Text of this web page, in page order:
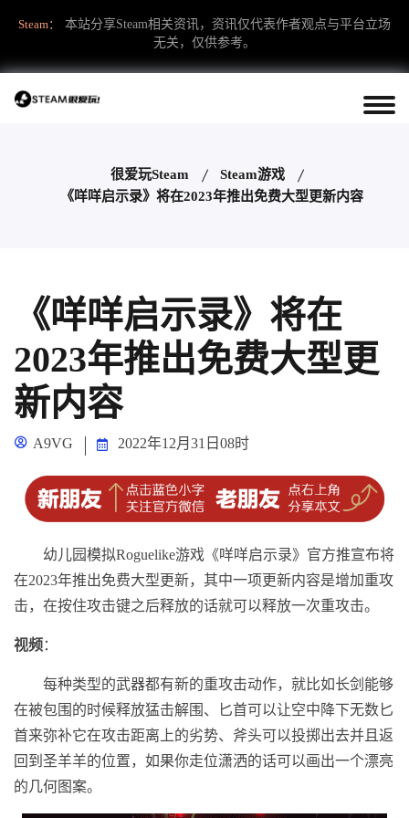
Steam：
本站分享Steam相关资讯，资讯仅代表作者观点与平台立场
无关，仅供参考。
很爱玩Steam
Steam游戏
《咩咩启示录》将在2023年推出免费大型更新内容
《咩咩启示录》将在
2023年推出免费大型更
新内容
A9VG 2022年12月31日08时
幼儿园模拟Roguelike游戏《咩咩启示录》官方推宣布将
在2023年推出免费大型更新，其中一项更新内容是增加重攻
击，在按住攻击键之后释放的话就可以释放一次重攻击。
视频：
每种类型的武器都有新的重攻击动作，就比如长剑能够
在被包围的时候释放猛击解围、匕首可以让空中降下无数匕
首来弥补它在攻击距离上的劣势、斧头可以投掷出去并且返
回到圣羊羊的位置，如果你走位潇洒的话可以画出一个漂亮
的几何图案。